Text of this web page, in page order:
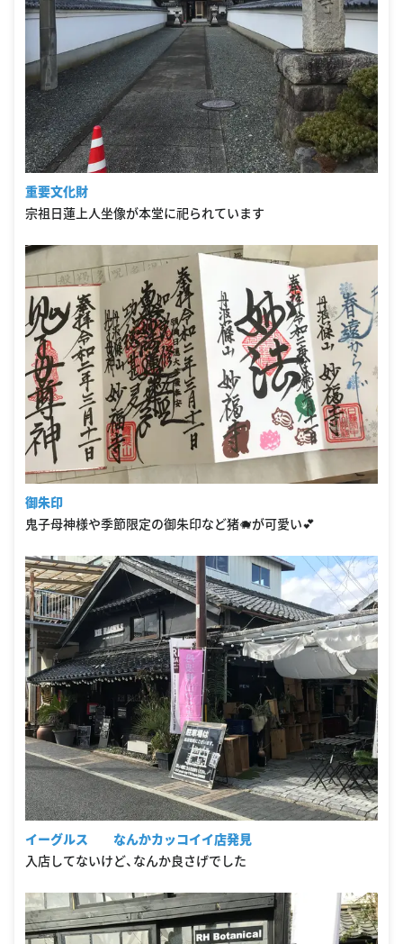
重要文化財
宗祖日蓮上人坐像が本堂に祀られています
御朱印
鬼子母神様や季節限定の御朱印など猪🐗が可愛い💕
イーグルス なんかカッコイイ店発見
入店してないけど、なんか良さげでした